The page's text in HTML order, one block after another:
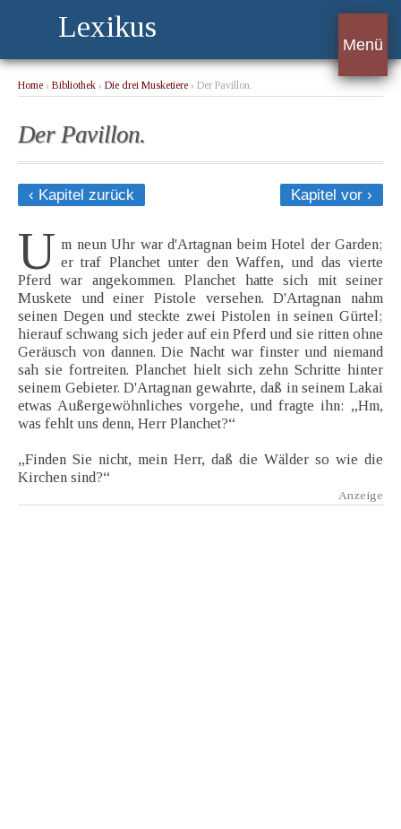
Lexikus
Menü
Home › Bibliothek › Die drei Musketiere › Der Pavillon.
Der Pavillon.
‹ Kapitel zurück Kapitel vor ›
U m neun Uhr war d'Artagnan beim Hotel der Garden;
er traf Planchet unter den Waffen, und das vierte
Pferd war angekommen. Planchet hatte sich mit seiner
Muskete und einer Pistole versehen. D'Artagnan nahm
seinen Degen und steckte zwei Pistolen in seinen Gürtel;
hierauf schwang sich jeder auf ein Pferd und sie ritten ohne
Geräusch von dannen. Die Nacht war finster und niemand
sah sie fortreiten. Planchet hielt sich zehn Schritte hinter
seinem Gebieter. D'Artagnan gewahrte, daß in seinem Lakai
etwas Außergewöhnliches vorgehe, und fragte ihn: „Hm,
was fehlt uns denn, Herr Planchet?“
„Finden Sie nicht, mein Herr, daß die Wälder so wie die
Kirchen sind?“